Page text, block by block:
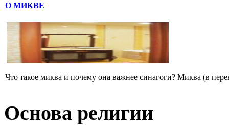
О МИКВЕ
Что такое миква и почему она важнее синагоги? Миква (в
Основа религии